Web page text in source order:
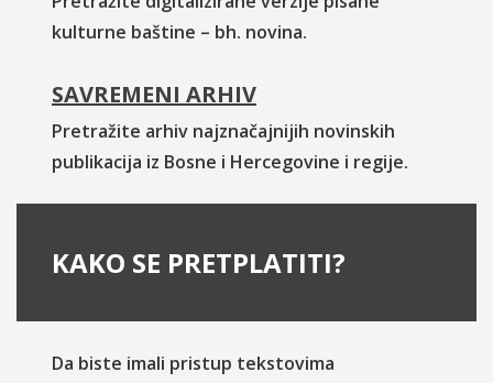
kulturne baštine – bh. novina.
SAVREMENI ARHIV
Pretražite arhiv najznačajnijih novinskih
publikacija iz Bosne i Hercegovine i regije.
KAKO SE PRETPLATITI?
Da biste imali pristup tekstovima